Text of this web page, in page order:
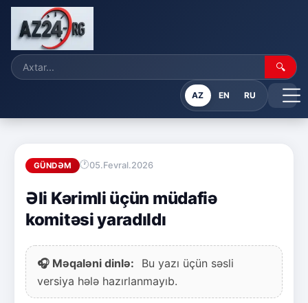
🔍
AZ EN RU
GÜNDƏM 05.Fevral.2026
Əli Kərimli üçün müdafiə
komitəsi yaradıldı
🎧 Məqaləni dinlə:
Bu yazı üçün səsli
versiya hələ hazırlanmayıb.